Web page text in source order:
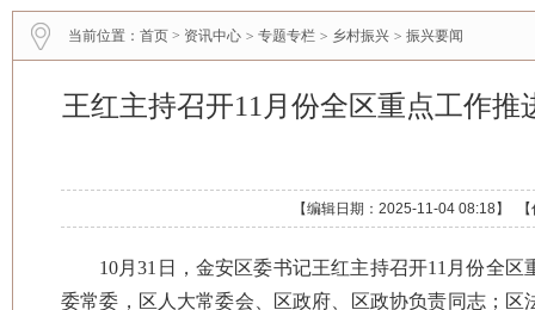
当前位置： 首页 > 资讯中心 > 专题专栏 > 乡村振兴 > 振兴要闻
王红主持召开11月份全区重点工作
【编辑日期：2025-11-04 08:18】
10月31日，金安区委书记王红主持召开11月份全
委常委，区人大常委会、区政府、区政协负责同志；